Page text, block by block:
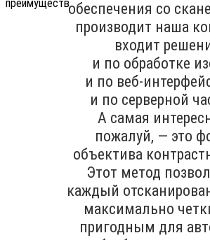
обеспечения со
производит наша
входит
и по обработке
и по веб-
и по серверной
А самая
пожалуй, — это
объектива
Этот метод
каждый
максимально
пригодным для